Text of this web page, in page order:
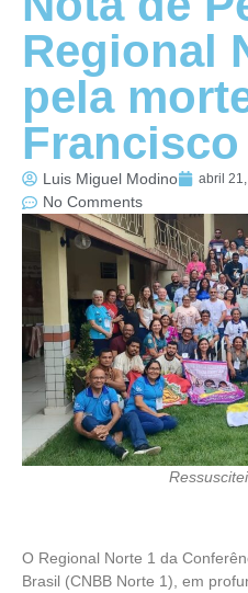
Regional
pela
Francisco
Luis Miguel Modino abril
No Comments
O Regional Norte 1 da
Brasil (CNBB Norte 1), em